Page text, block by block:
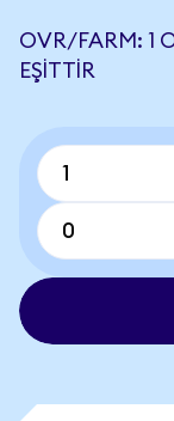
OVR/FARM: 1
EŞITTIR